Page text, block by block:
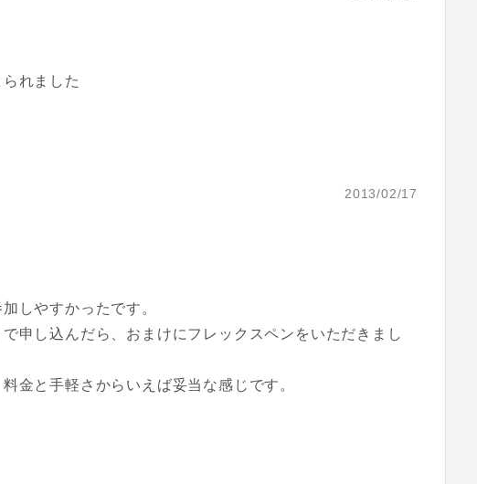
れました
2013/02/17
しやすかったです。
申し込んだら、おまけにフレックスペンをいただきまし
金と手軽さからいえば妥当な感じです。